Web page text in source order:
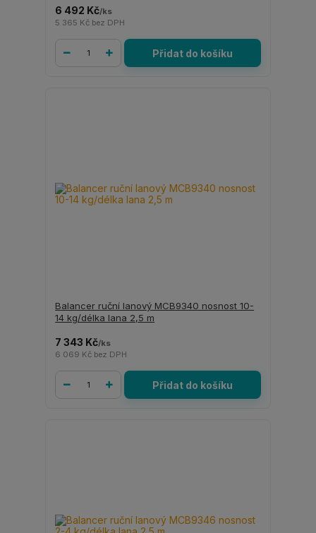
6 492 Kč/ks
5 365 Kč bez DPH
Přidat do košíku
Balancer ruční lanový MCB9340 nosnost 10-
14 kg/délka lana 2,5 m
7 343 Kč/ks
6 069 Kč bez DPH
Přidat do košíku